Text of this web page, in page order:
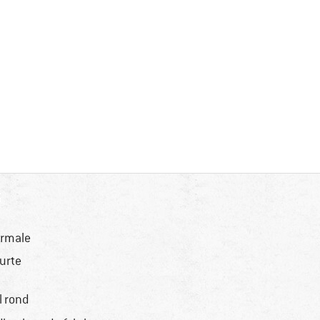
rond